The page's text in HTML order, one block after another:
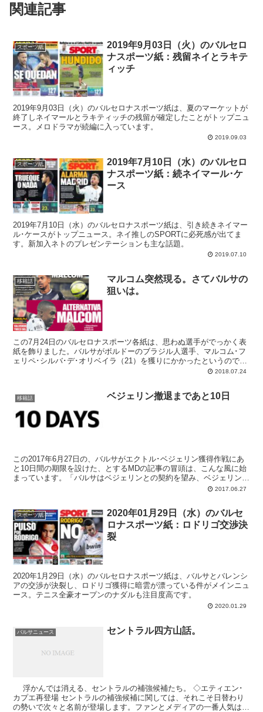
関連記事
スポーツ紙
2019年9月03日（火）のバルセロ
ナスポーツ紙：残留ネイとラキテ
ィッチ
2019年9月03日（火）のバルセロナスポーツ紙は、夏のマーケットが
終了しネイマールとラキティッチの残留が確定したことがトップニュ
ース。メロドラマが続編に入っています。
2019.09.03
スポーツ紙
2019年7月10日（水）のバルセロ
ナスポーツ紙：続ネイマール･ケ
ース
2019年7月10日（水）のバルセロナスポーツ紙は、引き続きネイマー
ル･ケースがトップニュース。ネイ推しのSPORTに必死感が出てま
す。新加入ネトのプレゼンテーションも主な話題。
2019.07.10
移籍話
マルコム突然現る。さてバルサの
狙いは。
この7月24日のバルセロナスポーツ各紙は、思わぬ選手がでっかく表
紙を飾りました。バルサがボルドーのブラジル人選手、マルコム･フ
ェリペ･シルバ･デ･オリベイラ（21）を獲りにかかったというので
2018.07.24
移籍話 ベジェリン撤退まであと10日
この2017年6月27日の、バルサがエクトル･ベジェリン獲得作戦にあ
と10日間の期限を設けた、とするMDの記事の冒頭は、こんな風に始
まっています。「バルサはベジェリンとの契約を望み、ベジェリンも
バルサと契約をしたがっている」。ここまでの事の経緯を見ている
2017.06.27
スポーツ紙
2020年01月29日（水）のバルセ
ロナスポーツ紙：ロドリゴ交渉決
裂
2020年1月29日（水）のバルセロナスポーツ紙は、バルサとバレンシ
アの交渉が決裂し、ロドリゴ獲得に暗雲が漂っている件がメインニュ
ース。テニス全豪オープンのナダルも注目度高です。
2020.01.29
バルサニュース セントラル四方山話。
浮かんでは消える、セントラルの補強候補たち。 ◇エティエン･
カプエ再登場 セントラルの補強候補に関しては、それこそ日替わり
の勢いで次々と名前が登場します。ファンとメディアの一番人気はハ